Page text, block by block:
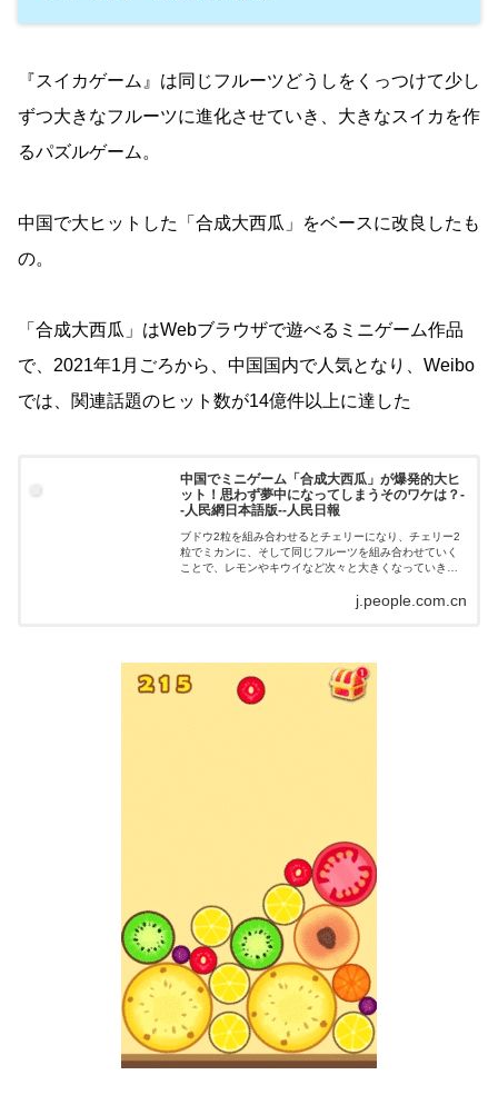
『スイカゲーム』は同じフルーツどうしをくっつけて少し
ずつ大きなフルーツに進化させていき、大きなスイカを作
るパズルゲーム。
中国で大ヒットした「合成大西瓜」をベースに改良したも
の。
「合成大西瓜」はWebブラウザで遊べるミニゲーム作品
で、2021年1月ごろから、中国国内で人気となり、Weibo
では、関連話題のヒット数が14億件以上に達した
中国でミニゲーム「合成大西瓜」が爆発的大ヒ
ット！思わず夢中になってしまうそのワケは？-
-人民網日本語版--人民日報
ブドウ2粒を組み合わせるとチェリーになり、チェリー2
粒でミカンに、そして同じフルーツを組み合わせていく
ことで、レモンやキウイなど次々と大きくなっていき、
となり、話題をさらっている。このゲーム...j.people.com.cn